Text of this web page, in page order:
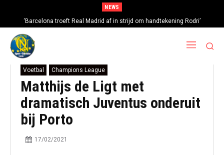
NEWS
‘Barcelona troeft Real Madrid af in strijd om handtekening Rodri’
Voetbal Champions League
Matthijs de Ligt met
dramatisch Juventus onderuit
bij Porto
17/02/2021